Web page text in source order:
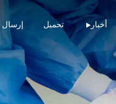
أخبار تحميل إرسال